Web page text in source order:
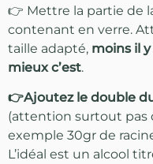
👉 Mettre la partie de
contenant en verre.
taille adapté, moins il
mieux c’est.
👉Ajoutez le double
(attention surtout pas
exemple 30gr de
L’idéal est un alcool